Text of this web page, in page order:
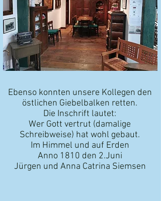
Ebenso konnten unsere Kollegen den
östlichen Giebelbalken retten.
Die Inschrift lautet:
Wer Gott vertrut (damalige
Schreibweise) hat wohl gebaut.
Im Himmel und auf Erden
Anno 1810 den 2.Juni
Jürgen und Anna Catrina Siemsen